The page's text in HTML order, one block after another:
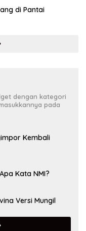
di Pantai
dengan kategori
pada
Kembali
Kata NMI?
Versi Mungil